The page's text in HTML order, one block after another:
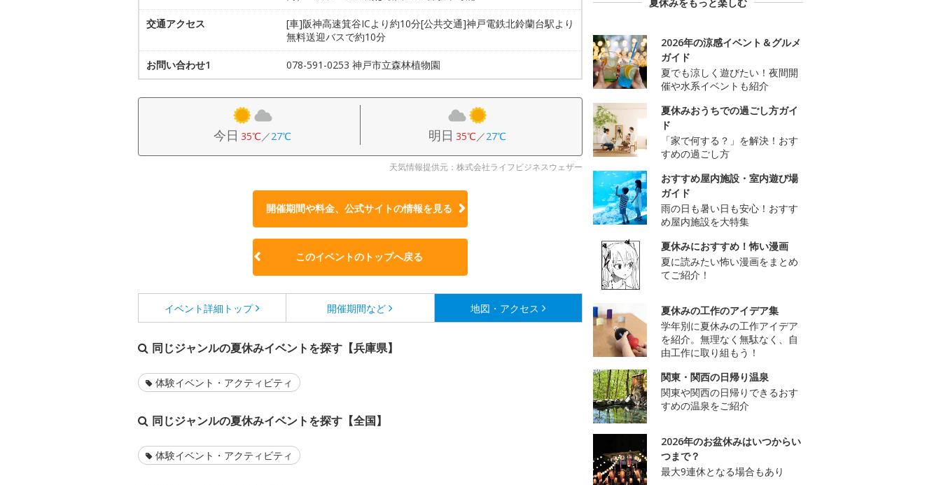
交通アクセス
[車]阪神高速箕谷ICより約10分[公共交通]神戸電鉄北鈴蘭台駅より
無料送迎バスで約10分
お問い合わせ1 078-591-0253 神戸市立森林植物園
今日 35℃／27℃ 明日 35℃／27℃
天気情報提供元：株式会社ライフビジネスウェザー
開催期間や料金、公式サイトの情報を見る
このイベントのトップへ戻る
イベント詳細 トップ 開催期間など 地図・アクセス
同じジャンルの夏休みイベントを探す【兵庫県】
体験イベント・アクティビティ
同じジャンルの夏休みイベントを探す【全国】
体験イベント・アクティビティ
夏休みをもっと楽しむ
2026年の涼感イベント＆グルメ
ガイド
夏でも涼しく遊びたい！夜間開
催や水系イベントも紹介
夏休みおうちでの過ごし方ガイ
ド
「家で何する？」を解決！おす
すめの過ごし方
おすすめ屋内施設・室内遊び場
ガイド
雨の日も暑い日も安心！おすす
め屋内施設を大特集
夏休みにおすすめ！怖い漫画
夏に読みたい怖い漫画をまとめ
てご紹介！
夏休みの工作のアイデア集
学年別に夏休みの工作アイデア
を紹介。無理なく無駄なく、自
由工作に取り組もう！
関東・関西の日帰り温泉
関東や関西の日帰りできるおす
すめの温泉をご紹介
2026年のお盆休みはいつからい
つまで？
最大9連休となる場合もあり